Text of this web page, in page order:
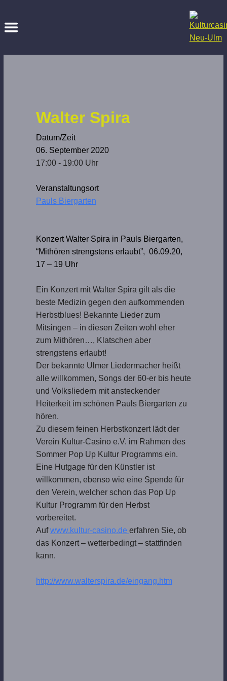
Walter Spira
Datum/Zeit
06. September 2020
17:00 - 19:00 Uhr
Veranstaltungsort
Pauls Biergarten
Konzert Walter Spira in Pauls Biergarten,
“Mithören strengstens erlaubt”, 06.09.20,
17 – 19 Uhr
Ein Konzert mit Walter Spira gilt als die
beste Medizin gegen den aufkommenden
Herbstblues! Bekannte Lieder zum
Mitsingen – in diesen Zeiten wohl eher
zum Mithören…, Klatschen aber
strengstens erlaubt!
Der bekannte Ulmer Liedermacher heißt
alle willkommen, Songs der 60-er bis heute
und Volksliedern mit ansteckender
Heiterkeit im schönen Pauls Biergarten zu
hören.
Zu diesem feinen Herbstkonzert lädt der
Verein Kultur-Casino e.V. im Rahmen des
Sommer Pop Up Kultur Programms ein.
Eine Hutgage für den Künstler ist
willkommen, ebenso wie eine Spende für
den Verein, welcher schon das Pop Up
Kultur Programm für den Herbst
vorbereitet.
Aufwww.kultur-casino.de erfahren Sie, ob
das Konzert – wetterbedingt – stattfinden
kann.
http://www.walterspira.de/eingang.htm